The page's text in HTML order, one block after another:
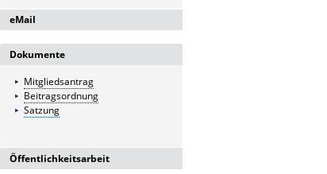
eMail
FFUMMD@med.ovgu.de
Dokumente
Mitgliedsantrag
Beitragsordnung
Satzung
Öffentlichkeitsarbeit